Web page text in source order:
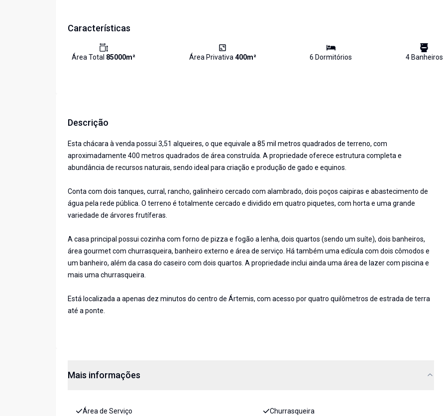
Características
Área Total 85000m² Área Privativa400m² 6 Dormitórios 4Banheiros
Descrição
Esta chácara à venda possui 3,51 alqueires, o que equivale a 85 mil metros quadrados de terreno, com
aproximadamente 400 metros quadrados de área construída. A propriedade oferece estrutura completa e
abundância de recursos naturais, sendo ideal para criação e produção de gado e equinos.
Conta com dois tanques, curral, rancho, galinheiro cercado com alambrado, dois poços caipiras e abastecimento de
água pela rede pública. O terreno é totalmente cercado e dividido em quatro piquetes, com horta e uma grande
variedade de árvores frutíferas.
A casa principal possui cozinha com forno de pizza e fogão a lenha, dois quartos (sendo um suíte), dois banheiros,
área gourmet com churrasqueira, banheiro externo e área de serviço. Há também uma edícula com dois cômodos e
um banheiro, além da casa do caseiro com dois quartos. A propriedade inclui ainda uma área de lazer com piscina e
mais uma churrasqueira.
Está localizada a apenas dez minutos do centro de Ártemis, com acesso por quatro quilômetros de estrada de terra
até a ponte.
Mais informações
Área de Serviço Churrasqueira